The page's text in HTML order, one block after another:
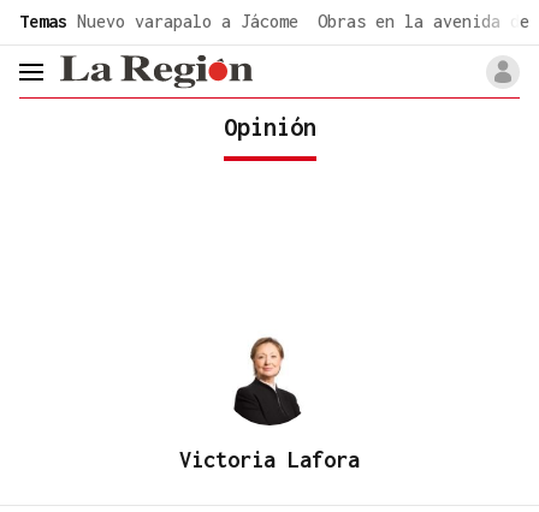
Temas Nuevo varapalo a Jácome Obras en la avenida de
header.menu.open
Opinión
Victoria Lafora